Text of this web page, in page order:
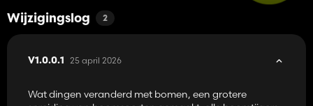
Wijzigingslog 2
V1.0.0.1 25 april 2026
Wat dingen veranderd met bomen, een grotere